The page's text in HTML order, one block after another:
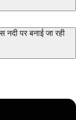
नदी पर बनाई जा रही